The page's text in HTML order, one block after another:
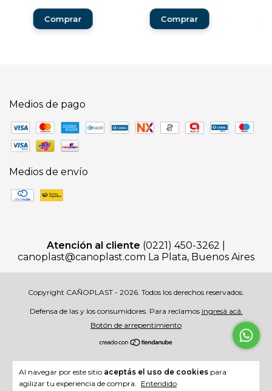
Al navegar por este sitio aceptás el uso de cookies para
agilizar tu experiencia de compra. Entendido
Medios de pago
Medios de envío
Atención al cliente (0221) 450-3262 |
canoplast@canoplast.com La Plata, Buenos Aires
Copyright CAÑOPLAST - 2026. Todos los derechos reservados.
Defensa de las y los consumidores. Para reclamos ingresá acá.
Botón de arrepentimiento